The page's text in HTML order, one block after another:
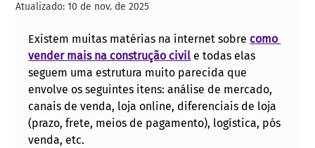
Atualizado:10 de nov. de 2025
Existem muitas matérias na internet sobre como
vender mais na construção civil e todas elas
seguem uma estrutura muito parecida que
envolve os seguintes itens: análise de mercado,
canais de venda, loja online, diferenciais de loja
(prazo, frete, meios de pagamento), logística, pós
venda, etc.